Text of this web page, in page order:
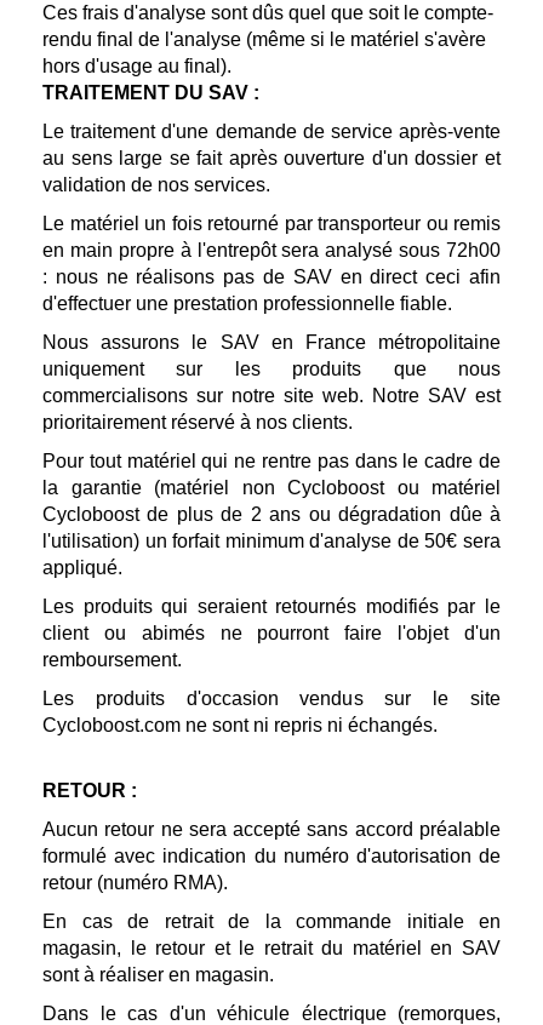
Ces frais d'analyse sont dûs quel que soit le compte-
rendu final de l'analyse (même si le matériel s'avère
hors d'usage au final).
TRAITEMENT DU SAV :
Le traitement d'une demande de service après-vente
au sens large se fait après ouverture d'un dossier et
validation de nos services.
Le matériel un fois retourné par transporteur ou remis
en main propre à l'entrepôt sera analysé sous 72h00
: nous ne réalisons pas de SAV en direct ceci afin
d'effectuer une prestation professionnelle fiable.
Nous assurons le SAV en France métropolitaine
uniquement sur les produits que nous
commercialisons sur notre site web. Notre SAV est
prioritairement réservé à nos clients.
Pour tout matériel qui ne rentre pas dans le cadre de
la garantie (matériel non Cycloboost ou matériel
Cycloboost de plus de 2 ans ou dégradation dûe à
l'utilisation) un forfait minimum d'analyse de 50€ sera
appliqué.
Les produits qui seraient retournés modifiés par le
client ou abimés ne pourront faire l'objet d'un
remboursement.
Les produits d'occasion vendus sur le site
Cycloboost.com ne sont ni repris ni échangés.
RETOUR :
Aucun retour ne sera accepté sans accord préalable
formulé avec indication du numéro d'autorisation de
retour (numéro RMA).
En cas de retrait de la commande initiale en
magasin, le retour et le retrait du matériel en SAV
sont à réaliser en magasin.
Dans le cas d'un véhicule électrique (remorques,